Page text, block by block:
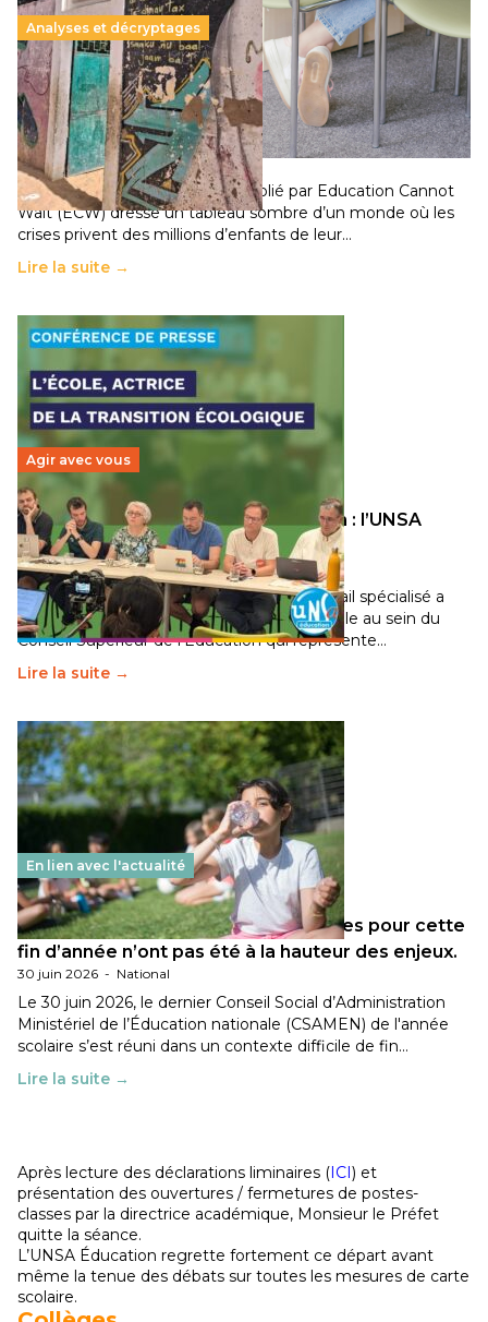
Analyses et décryptages
258 millions d’enfants victimes de la guerre, des
chocs climatiques et des déplacements de
population
11 juillet 2026- National
Un nouveau rapport mondial publié par Education Cannot
Wait (ECW) dresse un tableau sombre d’un monde où les
crises privent des millions d’enfants de leur…
Lire la suite →
Agir avec vous
Transition écologique de l’éducation : l’UNSA
Éducation fait bouger les lignes
30 juin 2026-National
Pendant plusieurs mois, un groupe de travail spécialisé a
travaillé sur la transition écologique de l’Ecole au sein du
Conseil Supérieur de l’Éducation qui représente…
Lire la suite →
En lien avec l'actualité
Les décisions ministérielles attendues pour cette
fin d’année n’ont pas été à la hauteur des enjeux.
30 juin 2026 - National
Le 30 juin 2026, le dernier Conseil Social d’Administration
Ministériel de l’Éducation nationale (CSAMEN) de l'année
scolaire s’est réuni dans un contexte difficile de fin…
Lire la suite →
Après lecture des déclarations liminaires (ICI) et
présentation des ouvertures / fermetures de postes-
classes par la directrice académique, Monsieur le Préfet
quitte la séance.
L’UNSA Éducation regrette fortement ce départ avant
même la tenue des débats sur toutes les mesures de carte
scolaire.